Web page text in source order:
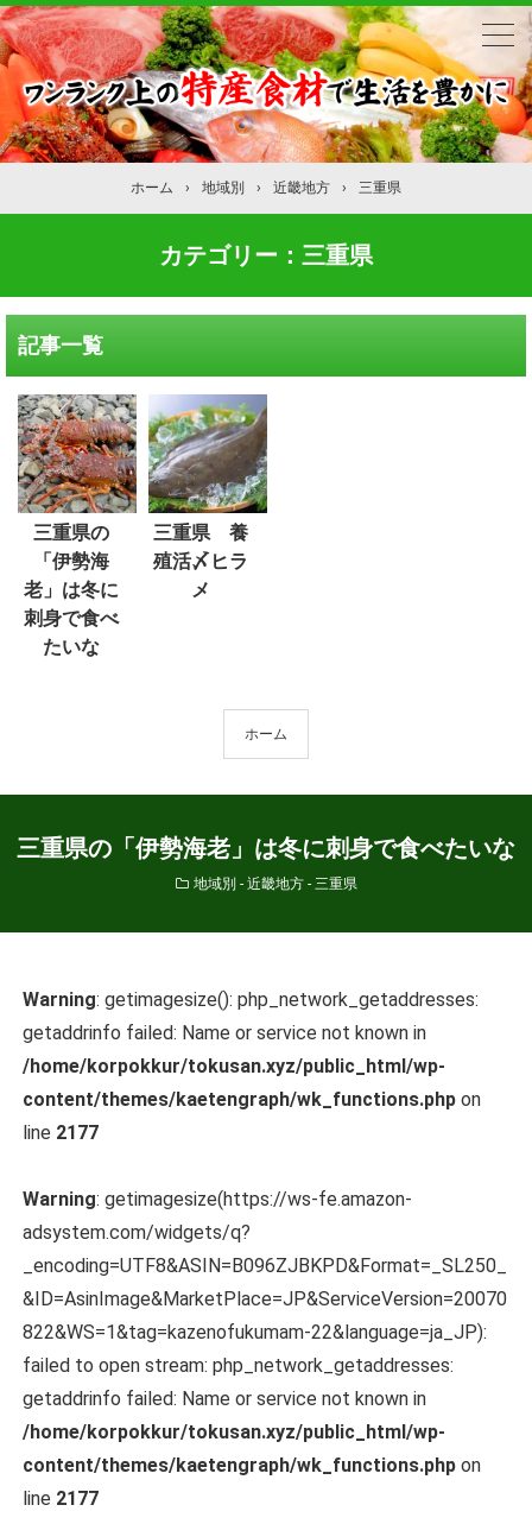
ホーム › 地域別 › 近畿地方 › 三重県
カテゴリー：三重県
記事一覧
三重県の
「伊勢海
老」は冬に
刺身で食べ
たいな
三重県 養
殖活〆ヒラ
メ
ホーム
三重県の「伊勢海老」は冬に刺身で食べたいな
地域別 - 近畿地方 - 三重県
Warning: getimagesize(): php_network_getaddresses:
getaddrinfo failed: Name or service not known in
/home/korpokkur/tokusan.xyz/public_html/wp-
content/themes/kaetengraph/wk_functions.php on
line 2177
Warning: getimagesize(https://ws-fe.amazon-
adsystem.com/widgets/q?
_encoding=UTF8&ASIN=B096ZJBKPD&Format=_SL250_
&ID=AsinImage&MarketPlace=JP&ServiceVersion=20070
822&WS=1&tag=kazenofukumam-22&language=ja_JP):
failed to open stream: php_network_getaddresses:
getaddrinfo failed: Name or service not known in
/home/korpokkur/tokusan.xyz/public_html/wp-
content/themes/kaetengraph/wk_functions.php on
line 2177